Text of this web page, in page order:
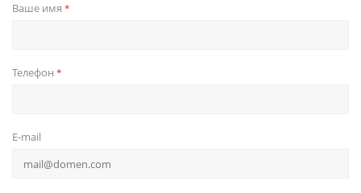
Ваше имя *
Телефон *
E-mail